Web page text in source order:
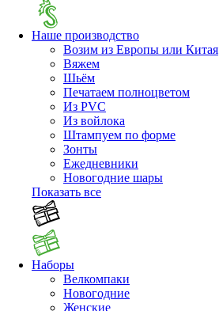
Наше производство
Возим из Европы или Китая
Вяжем
Шьём
Печатаем полноцветом
Из PVC
Из войлока
Штампуем по форме
Зонты
Ежедневники
Новогодние шары
Показать все
Наборы
Велкомпаки
Новогодние
Женские